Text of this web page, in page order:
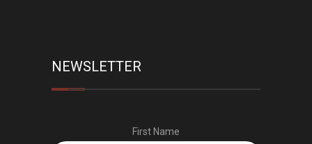
NEWSLETTER
First Name